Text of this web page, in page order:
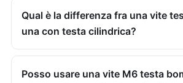
Qual è la differenza fra una vite
una con testa cilindrica?
Posso usare una vite M6 testa